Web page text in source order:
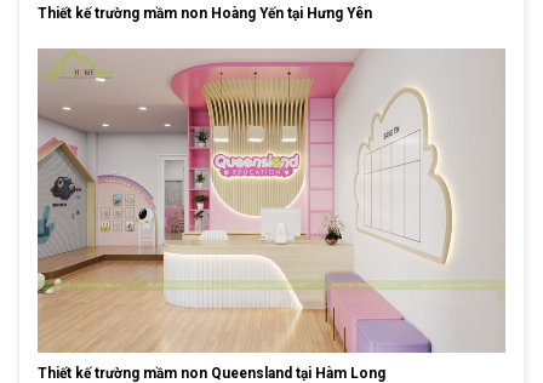
Thiết kế trường mầm non Hoàng Yến tại Hưng Yên
Thiết kế trường mầm non Queensland tại Hàm Long